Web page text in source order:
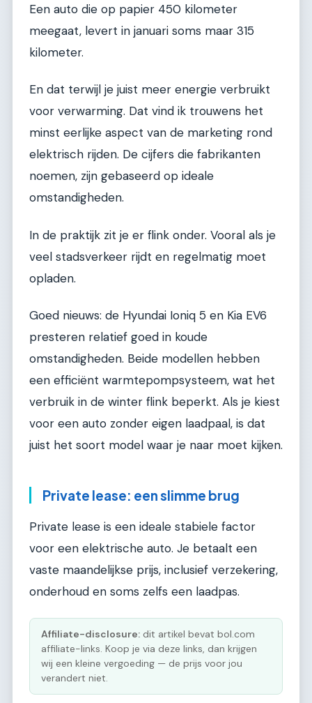
Een auto die op papier 450 kilometer
meegaat, levert in januari soms maar 315
kilometer.
En dat terwijl je juist meer energie verbruikt
voor verwarming. Dat vind ik trouwens het
minst eerlijke aspect van de marketing rond
elektrisch rijden. De cijfers die fabrikanten
noemen, zijn gebaseerd op ideale
omstandigheden.
In de praktijk zit je er flink onder. Vooral als je
veel stadsverkeer rijdt en regelmatig moet
opladen.
Goed nieuws: de Hyundai Ioniq 5 en Kia EV6
presteren relatief goed in koude
omstandigheden. Beide modellen hebben
een efficiënt warmtepompsysteem, wat het
verbruik in de winter flink beperkt. Als je kiest
voor een auto zonder eigen laadpaal, is dat
juist het soort model waar je naar moet kijken.
Private lease: een slimme brug
Private lease is een ideale stabiele factor
voor een elektrische auto. Je betaalt een
vaste maandelijkse prijs, inclusief verzekering,
onderhoud en soms zelfs een laadpas.
Affiliate-disclosure: dit artikel bevat bol.com
affiliate-links. Koop je via deze links, dan krijgen
wij een kleine vergoeding — de prijs voor jou
verandert niet.